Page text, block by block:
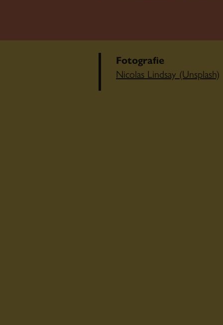
Fotografie
Nicolas Lindsay (Unsplash)